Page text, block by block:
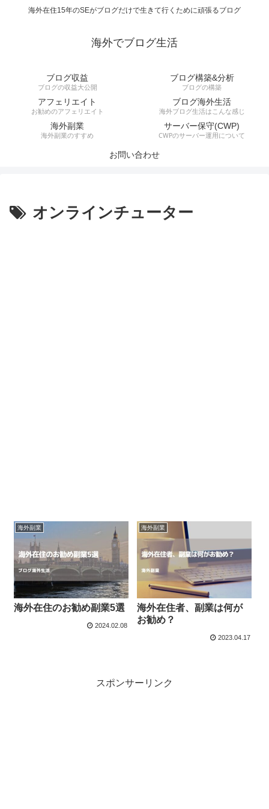
海外在住15年のSEがブログだけで生きて行くために頑張るブログ
海外でブログ生活
ブログ収益
ブログの収益大公開
ブログ構築&分析
ブログの構築
アフェリエイト
お勧めのアフェリエイト
ブログ海外生活
海外ブログ生活はこんな感じ
海外副業
海外副業のすすめ
サーバー保守(CWP)
CWPのサーバー運用について
お問い合わせ
オンラインチューター
海外副業
海外在住のお勧め副業5選
2024.02.08
海外副業
海外在住者、副業は何が
お勧め？
2023.04.17
スポンサーリンク